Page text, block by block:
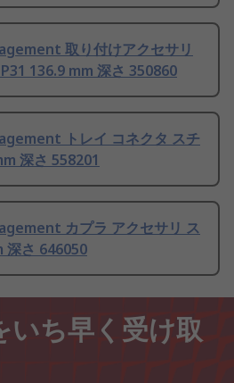
取り付けアクセサリ
136.9 mm 深さ 350860
トレイ コネクタ スチ
深さ 558201
カプラ アクセサリ ス
深さ 646050
いち早く受け取